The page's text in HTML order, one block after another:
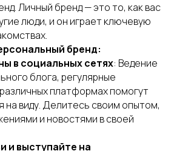
Личный бренд — это то, как вас
люди, и он играет ключевую
бренд:
в социальных сетях: Ведение
блога, регулярные
платформах помогут
на виду. Делитесь своим опытом,
и новостями в своей
и выступайте на